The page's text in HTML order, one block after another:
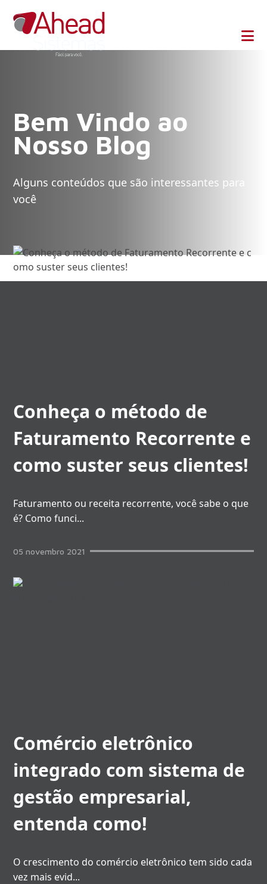
Bem Vindo ao
Nosso Blog
Alguns conteúdos que são interessantes para
você
Conheça o método de
Faturamento Recorrente e
como suster seus clientes!
Faturamento ou receita recorrente, você sabe o que
é? Como funci...
05 novembro 2021
Comércio eletrônico
integrado com sistema de
gestão empresarial,
entenda como!
O crescimento do comércio eletrônico tem sido cada
vez mais evid...